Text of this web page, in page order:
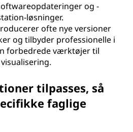
og -
løsninger.
ofte nye versioner
og tilbyder professionelle i
forbedrede værktøjer til
tilpasses, så
faglige